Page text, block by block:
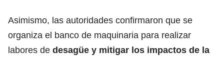
Asimismo, las autoridades confirmaron que se
organiza el banco de maquinaria para realizar
labores de desagüe y mitigar los impactos de la